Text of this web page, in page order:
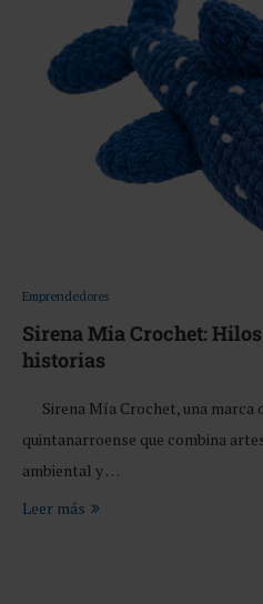
Emprendedores
Sirena Mia Crochet:
historias
Sirena Mía Crochet, una marca
quintanarroense que combina
ambiental y …
Leer más